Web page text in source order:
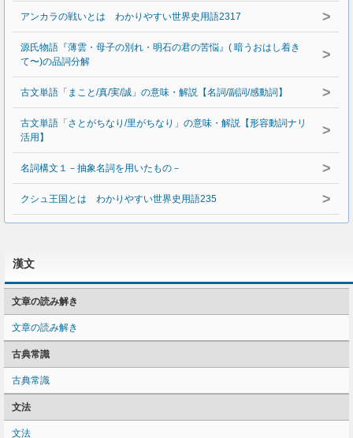
アンカラの戦いとは わかりやすい世界史用語2317 >
源氏物語『薄雲・母子の別れ・明石の君の苦悩』( 暗うおはし着き
て〜)の品詞分解
>
古文単語「まこと/真/実/誠」の意味・解説【名詞/副詞/感動詞】 >
古文単語「さとがちなり/里がちなり」の意味・解説【形容動詞ナリ
活用】
>
名詞構文１－抽象名詞を用いたもの－ >
クシュ王国とは わかりやすい世界史用語235 >
漢文
文章の読み解き
文章の読み解き
古典常識
古典常識
文法
文法